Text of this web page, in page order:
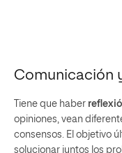
Comunicación
Tiene que haber
opiniones, vean
consensos. El objetivo
solucionar juntos los